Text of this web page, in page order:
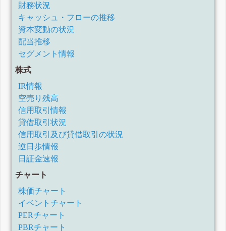
財務状況
キャッシュ・フローの推移
資本変動の状況
配当推移
セグメント情報
株式
IR情報
空売り残高
信用取引情報
貸借取引状況
信用取引及び貸借取引の状況
逆日歩情報
日証金速報
チャート
株価チャート
イベントチャート
PERチャート
PBRチャート